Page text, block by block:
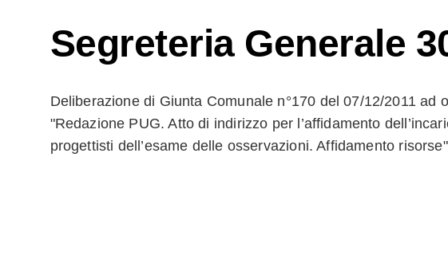
Segreteria Generale
Deliberazione di Giunta Comunale n°170 del 07/12/2011 ad
"Redazione PUG. Atto di indirizzo per l’affidamento
progettisti dell’esame delle osservazioni. Affidamento